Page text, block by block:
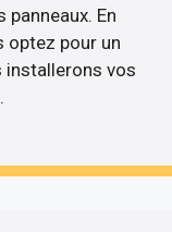
panneaux. En
optez pour un
vos